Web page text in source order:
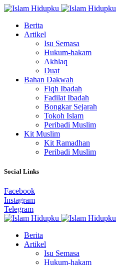
Berita
Artikel
Isu Semasa
Hukum-hakam
Akhlaq
Duat
Bahan Dakwah
Fiqh Ibadah
Fadilat Ibadah
Bongkar Sejarah
Tokoh Islam
Peribadi Muslim
Kit Muslim
Kit Ramadhan
Peribadi Muslim
Social Links
Facebook
Instagram
Telegram
Berita
Artikel
Isu Semasa
Hukum-hakam